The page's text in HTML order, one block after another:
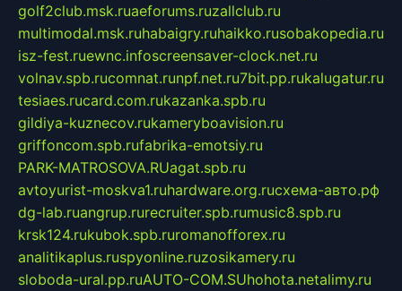
golf2club.msk.ruaeforums.ruzallclub.ru
multimodal.msk.ruhabaigry.ruhaikko.rusobakopedia.ru
isz-fest.ruewnc.infoscreensaver-clock.net.ru
volnav.spb.rucomnat.runpf.net.ru7bit.pp.rukalugatur.ru
tesiaes.rucard.com.rukazanka.spb.ru
gildiya-kuznecov.rukameryboavision.ru
griffoncom.spb.rufabrika-emotsiy.ru
PARK-MATROSOVA.RUagat.spb.ru
avtoyurist-moskva1.ruhardware.org.ruсхема-авто.рф
dg-lab.ruangrup.rurecruiter.spb.rumusic8.spb.ru
krsk124.rukubok.spb.ruromanofforex.ru
analitikaplus.ruspyonline.ruzosikamery.ru
sloboda-ural.pp.ruAUTO-COM.SUhohota.netalimy.ru